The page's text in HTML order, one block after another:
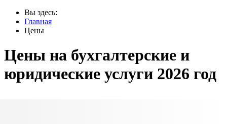
Вы здесь:
Главная
Цены
Цены на бухгалтерские и
юридические услуги 2026 год